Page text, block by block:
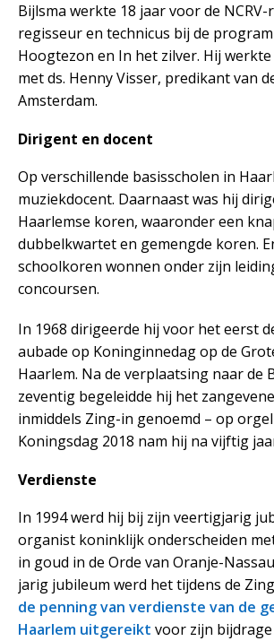
Bijlsma werkte 18 jaar voor de NCRV-
regisseur en technicus bij de
Hoogtezon en In het zilver. Hij
met ds. Henny Visser, predikant van
Amsterdam.
Dirigent en docent
Op verschillende basisscholen in
muziekdocent. Daarnaast was hij
Haarlemse koren, waaronder een
dubbelkwartet en gemengde koren.
schoolkoren wonnen onder zijn
concoursen.
In 1968 dirigeerde hij voor het eerst
aubade op Koninginnedag op de
Haarlem. Na de verplaatsing naar de
zeventig begeleidde hij het
inmiddels Zing-in genoemd – op
Koningsdag 2018 nam hij na vijftig
Verdienste
In 1994 werd hij bij zijn veertigjarig
organist koninklijk onderscheiden
in goud in de Orde van Oranje-
jarig jubileum werd het tijdens de
de penning van verdienste van de
Haarlem uitgereikt voor zijn